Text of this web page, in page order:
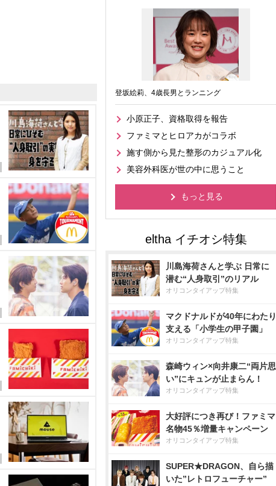
登坂絵莉、4歳長男とランニング
小原正子、資格取得を報告
ファミマとヒロアカがコラボ
施す側から見た整形のカジュアル化
美容外科医が世の中に思うこと
もっと見る
川島海荷さんと学ぶ 日常に
潜む“人身取引”のリアル
オリコンタイアップ特集
マクドナルドが40年にわたり
支える「小学生の甲子園」
オリコンタイアップ特集
森崎ウィン×向井康二“両片思
い”にキュンが止まらん！
オリコンタイアップ特集
大好評につき再び！ファミマ
名物45％増量キャンペーン
オリコンタイアップ特集
SUPER★DRAGON、自ら描
いた”レトロフューチャー”